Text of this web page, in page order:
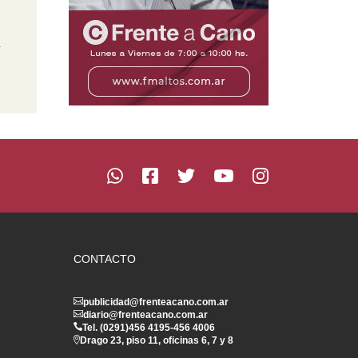
CONTACTO
publicidad@frenteacano.com.ar
diario@frenteacano.com.ar
Tel. (0291)456 4195-456 4006
Drago 23, piso 11, oficinas 6, 7 y 8